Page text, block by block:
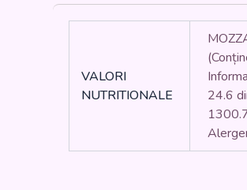
VALORI
NUTRITIONALE
24.6